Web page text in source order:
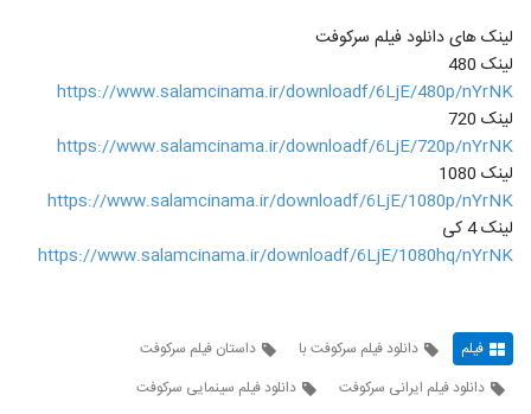
لینک های دانلود فیلم سرکوفت
لینک 480
https://www.salamcinama.ir/downloadf/6LjE/480p/nYrNK
لینک 720
https://www.salamcinama.ir/downloadf/6LjE/720p/nYrNK
لینک 1080
https://www.salamcinama.ir/downloadf/6LjE/1080p/nYrNK
لینک 4 کی
https://www.salamcinama.ir/downloadf/6LjE/1080hq/nYrNK
فیلم دانلود فیلم سرکوفت با
داستان فیلم سرکوفت
دانلود فیلم ایرانی سرکوفت
دانلود فیلم سینمایی سرکوفت